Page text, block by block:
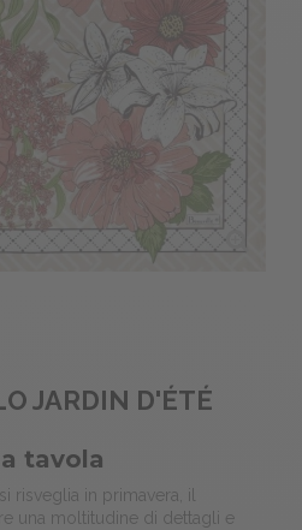
JARDIN D'ÉTÉ
tavola
risveglia in primavera, il
una moltitudine di dettagli e